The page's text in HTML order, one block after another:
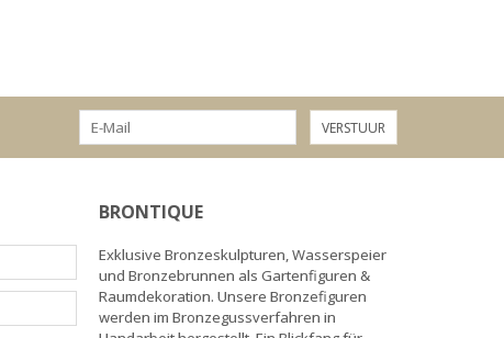
VERSTUUR
BRONTIQUE
Exklusive Bronzeskulpturen, Wasserspeier
und Bronzebrunnen als Gartenfiguren &
Raumdekoration. Unsere Bronzefiguren
werden im Bronzegussverfahren in